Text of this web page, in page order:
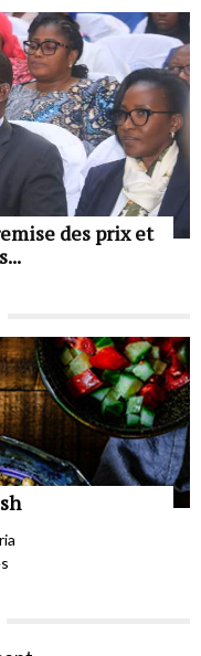
des prix et